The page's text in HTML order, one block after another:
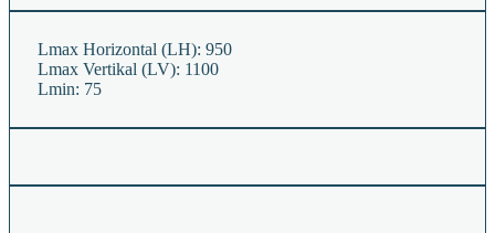
Lmax Horizontal (LH): 950
Lmax Vertikal (LV): 1100
Lmin: 75